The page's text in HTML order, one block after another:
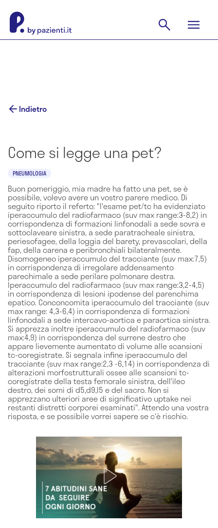
Indietro
Come si legge una pet?
PNEUMOLOGIA
Buon pomeriggio, mia madre ha fatto una pet, se è
possibile, volevo avere un vostro parere medico. Di
seguito riporto il referto: "l'esame pet/tc ha evidenziato
iperaccumulo del radiofarmaco (suv max range:3-8,2) in
corrispondenza di formazioni linfonodali a sede sovra e
sottoclaveare sinistra, a sede paratracheale sinistra,
periesofagee, della loggia del barety, prevascolari, della
fap, della carena e peribronchiali bilateralmente.
Disomogeneo iperaccumulo del tracciante (suv max:7,5)
in corrispondenza di irregolare addensamento
parechimale a sede perilare polmonare destra.
Iperaccumulo del radiofarmaco (suv max range:3,2-4,5)
in corrispondenza di lesioni ipodense del parenchima
epatico. Conconcomita iperaccumulo del tracciante (suv
max range: 4,3-6,4) in corrispondenza di formazioni
linfonodali a sede intercavo-aortica e paraortica sinistra.
Si apprezza inoltre iperaccumulo del radiofarmaco (suv
max:4,9) in corrispondenza del surrene destro che
appare lievemente aumentato di volume alle scansioni
tc-coregistrate. Si segnala infine iperaccumulo del
tracciante (suv max range:2,3 -6,14) in corrispondenza di
alterazioni morfostrutturali ossee alle scansioni tc-
coregistrate della testa femorale sinistra, dell'ileo
destro, dei somi di d5,d9,l5 e del sacro. Non si
apprezzano ulteriori aree di significativo uptake nei
restanti distretti corporei esaminati". Attendo una vostra
risposta, e se possibile vorrei sapere se c'è rischio.